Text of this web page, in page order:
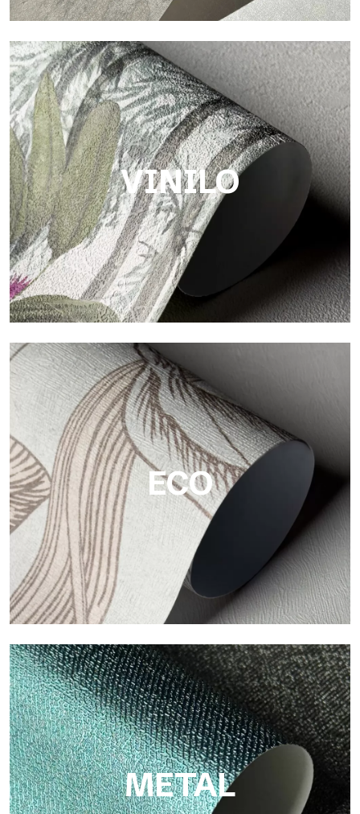
Touch
Acabado con trama fibrosa e irregular, con una textura suave
que aporta calidez y autenticidad a la superficie.
VINILO
Vinilo
Los acabados vinílicos de los papeles pintados de
Tecnografica ofrecen superficies resistentes, texturizadas y
visualmente sofisticadas.
ECO
ECO
Eco de Tecnografica es el papel pintado ecológico de fibra de
celulosa: soporte sostenible, sin PVC, con colores claros y de
alta calidad.
METAL